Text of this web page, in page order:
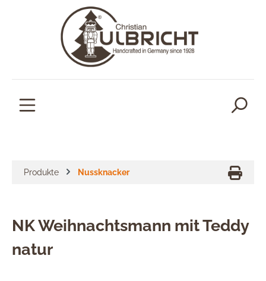
Produkte Nussknacker
NK Weihnachtsmann mit Teddy
natur